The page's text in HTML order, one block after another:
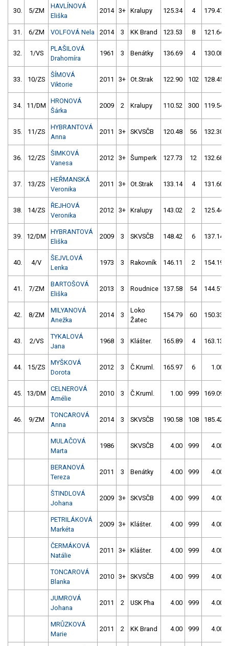
30. 5/ZM
HAVLÍNOVÁ
Eliška
2014 3+ Kralupy 125.34 4 179.47
31. 6/ZM VOLFOVÁ Nela 2014 3 KK Brand 123.53 8 121.64
32. 1/VS
PLAŠILOVÁ
Drahomíra
1961 3 Benátky 136.69 4 130.08
33. 10/ZS
ŠÍMOVÁ
Viktorie
2011 3+ Ot.Strak 122.90 102 128.45
34. 11/DM
HRONOVÁ
Šárka
2009 2 Kralupy 110.52 300 119.54
35. 11/ZS
HYBRANTOVÁ
Anna
2011 3+ SKVSČB 120.48 56 132.30
36. 12/ZS
ŠIMKOVÁ
Vanesa
2012 3+ Šumperk 127.73 12 132.68
37. 13/ZS
HEŘMANSKÁ
Veronika
2011 3+ Ot.Strak 133.14 4 131.60
38. 14/ZS
ŘEJHOVÁ
Veronika
2012 3+ Kralupy 143.02 2 125.44
39. 12/DM
HYBRANTOVÁ
Eliška
2009 3 SKVSČB 148.42 6 137.14
40. 4/V
ŠEJVLOVÁ
Lenka
1973 3 Rakovník 146.11 2 154.19
41. 7/ZM
BARTOŠOVÁ
Eliška
2013 3 Roudnice 137.58 54 144.51
42. 8/ZM
MILYANOVÁ
Anežka
2014 3
Loko
Žatec
154.79 60 150.33
43. 2/VS
TYKALOVÁ
Jana
1968 3 Klášter. 165.89 4 163.13
44. 15/ZS
MYŠKOVÁ
Dorota
2012 3 Č.Kruml. 165.97 6 1.00
45. 13/DM
CELNEROVÁ
Amélie
2010 3 Č.Kruml. 1.00 999 169.09
46. 9/ZM
TONCAROVÁ
Anna
2014 3 SKVSČB 190.58 108 185.42
MULAČOVÁ
Marta
1986 SKVSČB 4.00 999 4.00
BERANOVÁ
Tereza
2011 3 Benátky 4.00 999 4.00
ŠTINDLOVÁ
Johana
2009 3+ SKVSČB 4.00 999 4.00
PETRILÁKOVÁ
Markéta
2009 3+ Klášter. 4.00 999 4.00
ČERMÁKOVÁ
Natálie
2011 3+ Klášter. 4.00 999 4.00
TONCAROVÁ
Blanka
2010 3+ SKVSČB 4.00 999 4.00
JUMROVÁ
Johana
2011 2 USK Pha 4.00 999 4.00
MRŮZKOVÁ
Marie
2011 2 KK Brand 4.00 999 4.00